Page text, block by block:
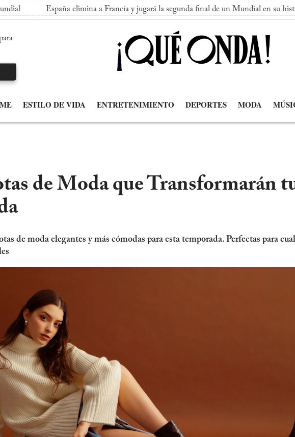
España elimina a Francia y jugará la segunda final de un Mundial en su historia
ESTILO DE VIDA ENTRETENIMIENTO DEPORTES MODA
de Moda que Transformarán
de moda elegantes y más cómodas para esta temporada. Perfectas para